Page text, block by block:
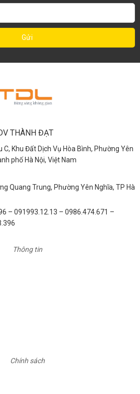
THÀNH ĐẠT
C, Khu Đất Dịch Vụ Hòa Bình, Phường Yên
phố Hà Nội, Việt Nam
Quang Trung, Phường Yên Nghĩa, TP Hà
– 091993.12.13 – 0986.474.671 –
Thông tin
Chính sách